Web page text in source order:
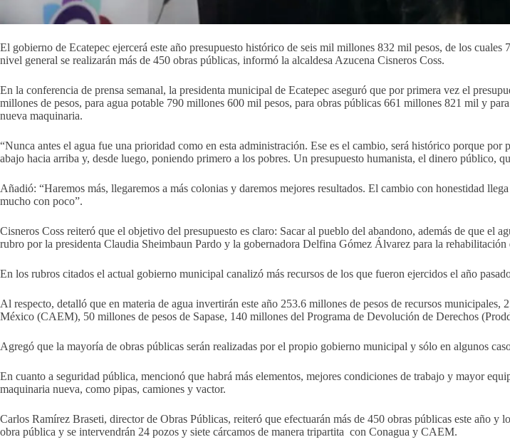
El gobierno de Ecatepec ejercerá este año presupuesto histórico de seis mil millones 832 mil pesos, de los
nivel general se realizarán más de 450 obras públicas, informó la alcaldesa Azucena Cisneros Coss.
En la conferencia de prensa semanal, la presidenta municipal de Ecatepec aseguró que por primera vez el
millones de pesos, para agua potable 790 millones 600 mil pesos, para obras públicas 661 millones 821 mil y
nueva maquinaria.
“Nunca antes el agua fue una prioridad como en esta administración. Ese es el cambio, será histórico porque
abajo hacia arriba y, desde luego, poniendo primero a los pobres. Un presupuesto humanista, el dinero público,
Añadió: “Haremos más, llegaremos a más colonias y daremos mejores resultados. El cambio con honestidad
mucho con poco”.
Cisneros Coss reiteró que el objetivo del presupuesto es claro: Sacar al pueblo del abandono, además de que el
rubro por la presidenta Claudia Sheimbaun Pardo y la gobernadora Delfina Gómez Álvarez para la rehabilitación
En los rubros citados el actual gobierno municipal canalizó más recursos de los que fueron ejercidos el año
Al respecto, detalló que en materia de agua invertirán este año 253.6 millones de pesos de recursos
México (CAEM), 50 millones de pesos de Sapase, 140 millones del Programa de Devolución de Derechos
Agregó que la mayoría de obras públicas serán realizadas por el propio gobierno municipal y sólo en algunos
En cuanto a seguridad pública, mencionó que habrá más elementos, mejores condiciones de trabajo y mayor
maquinaria nueva, como pipas, camiones y vactor.
Carlos Ramírez Braseti, director de Obras Públicas, reiteró que efectuarán más de 450 obras públicas este año
obra pública y se intervendrán 24 pozos y siete cárcamos de manera tripartita con Conagua y CAEM.